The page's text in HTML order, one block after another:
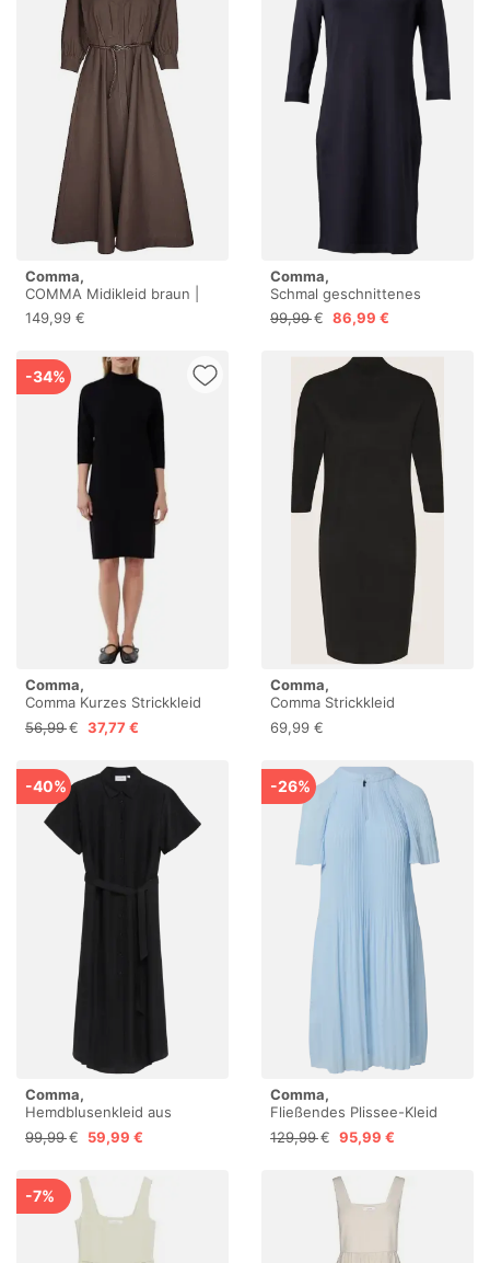
Comma,
COMMA Midikleid braun |
46
149,99 €
Comma,
Schmal geschnittenes
Strickkleid
99,99 € 86,99 €
-34%
Comma,
Comma Kurzes Strickkleid
aus Viskosemix mit
überschnittenen Schultern
56,99 € 37,77 €
Comma,
Comma Strickkleid
69,99 €
-40%
Comma,
Hemdblusenkleid aus
Viskoseleinenmix
99,99 € 59,99 €
-26%
Comma,
Fließendes Plissee-Kleid
aus Chiffon
129,99 € 95,99 €
-7%